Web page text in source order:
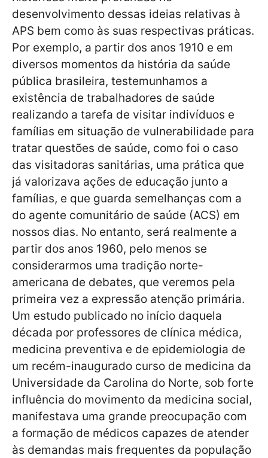
desenvolvimento dessas ideias relativas à
APS bem como às suas respectivas práticas.
Por exemplo, a partir dos anos 1910 e em
diversos momentos da história da saúde
pública brasileira, testemunhamos a
existência de trabalhadores de saúde
realizando a tarefa de visitar indivíduos e
famílias em situação de vulnerabilidade para
tratar questões de saúde, como foi o caso
das visitadoras sanitárias, uma prática que
já valorizava ações de educação junto a
famílias, e que guarda semelhanças com a
do agente comunitário de saúde (ACS) em
nossos dias. No entanto, será realmente a
partir dos anos 1960, pelo menos se
considerarmos uma tradição norte-
americana de debates, que veremos pela
primeira vez a expressão atenção primária.
Um estudo publicado no início daquela
década por professores de clínica médica,
medicina preventiva e de epidemiologia de
um recém-inaugurado curso de medicina da
Universidade da Carolina do Norte, sob forte
influência do movimento da medicina social,
manifestava uma grande preocupação com
a formação de médicos capazes de atender
às demandas mais frequentes da população